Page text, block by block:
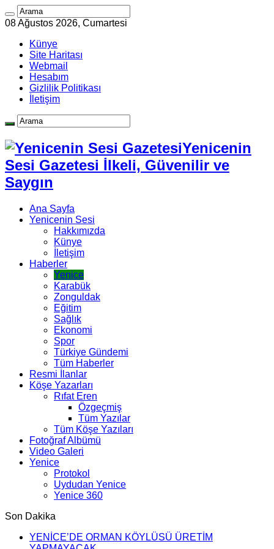
08 Ağustos 2026, Cumartesi
Künye
Site Haritası
Webmail
Hesabım
Gizlilik Politikası
İletişim
Yenicenin
Sesi Gazetesi İlkeli, Güvenilir ve
Saygın
Ana Sayfa
Yenicenin Sesi
Hakkımızda
Künye
İletişim
Haberler
Yenice
Karabük
Zonguldak
Eğitim
Sağlık
Ekonomi
Spor
Türkiye Gündemi
Tüm Haberler
Resmi İlanlar
Köşe Yazarları
Rıfat Eren
Özgeçmiş
Tüm Yazılar
Tüm Köşe Yazıları
Fotoğraf Albümü
Video Galeri
Yenice
Protokol
Uydudan Yenice
Yenice 360
Son Dakika
YENİCE’DE ORMAN KÖYLÜSÜ ÜRETİM